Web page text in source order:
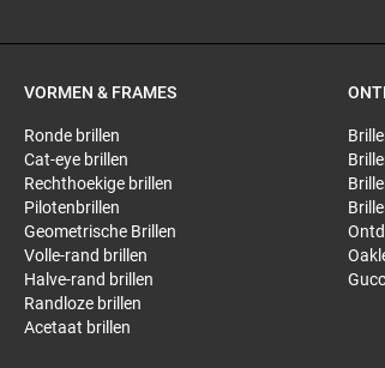
VORMEN & FRAMES
Ronde brillen
Cat-eye brillen
Rechthoekige brillen
Pilotenbrillen
Geometrische Brillen
Volle-rand brillen
Halve-rand brillen
Randloze brillen
Acetaat brillen